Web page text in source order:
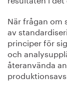
När frågan om
av
principer för
och
återanvända